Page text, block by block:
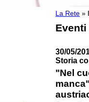
La Rete »
Eventi
30/05/
Storia
"Nel